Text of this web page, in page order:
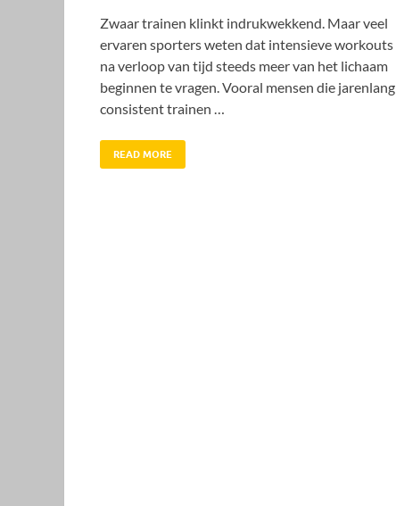
Zwaar trainen klinkt indrukwekkend. Maar veel
ervaren sporters weten dat intensieve workouts
na verloop van tijd steeds meer van het lichaam
beginnen te vragen. Vooral mensen die jarenlang
consistent trainen …
READ MORE